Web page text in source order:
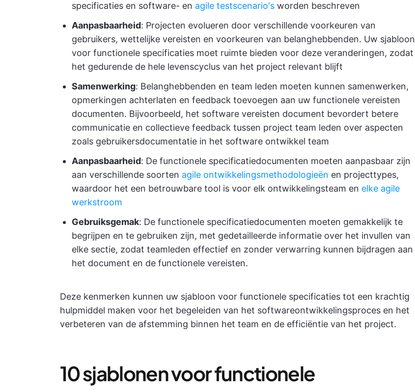
specificaties en software- en agile testscenario's worden beschreven
Aanpasbaarheid: Projecten evolueren door verschillende voorkeuren van
gebruikers, wettelijke vereisten en voorkeuren van belanghebbenden. Uw sjabloon
voor functionele specificaties moet ruimte bieden voor deze veranderingen, zodat
het gedurende de hele levenscyclus van het project relevant blijft
Samenwerking: Belanghebbenden en team leden moeten kunnen samenwerken,
opmerkingen achterlaten en feedback toevoegen aan uw functionele vereisten
documenten. Bijvoorbeeld, het software vereisten document bevordert betere
communicatie en collectieve feedback tussen project team leden over aspecten
zoals gebruikersdocumentatie in het software ontwikkel team
Aanpasbaarheid: De functionele specificatiedocumenten moeten aanpasbaar zijn
aan verschillende soorten agile ontwikkelingsmethodologieën en projecttypes,
waardoor het een betrouwbare tool is voor elk ontwikkelingsteam en elke agile
werkstroom
Gebruiksgemak: De functionele specificatiedocumenten moeten gemakkelijk te
begrijpen en te gebruiken zijn, met gedetailleerde informatie over het invullen van
elke sectie, zodat teamleden effectief en zonder verwarring kunnen bijdragen aan
het document en de functionele vereisten.
Deze kenmerken kunnen uw sjabloon voor functionele specificaties tot een krachtig
hulpmiddel maken voor het begeleiden van het softwareontwikkelingsproces en het
verbeteren van de afstemming binnen het team en de efficiëntie van het project.
10 sjablonen voor functionele